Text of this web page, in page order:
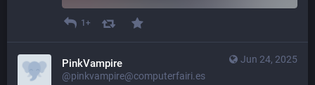
1+
Jun 24, 2025
PinkVampire
@pinkvampire@computerfairi.es